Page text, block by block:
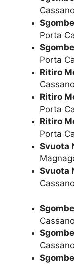
Porta
Porta
Ritiro
Ritiro
Porta
Ritiro
Porta
Svuota
Svuota